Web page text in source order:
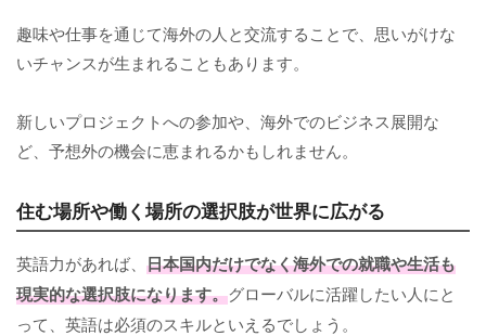
趣味や仕事を通じて海外の人と交流することで、思いがけな
いチャンスが生まれることもあります。
新しいプロジェクトへの参加や、海外でのビジネス展開な
ど、予想外の機会に恵まれるかもしれません。
住む場所や働く場所の選択肢が世界に広がる
英語力があれば、 日本国内だけでなく海外での就職や生活も
現実的な選択肢になります。グローバルに活躍したい人にと
って、英語は必須のスキルといえるでしょう。